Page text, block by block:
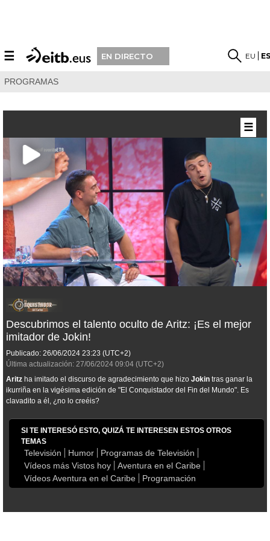
☰ EN DIRECTO EU
PROGRAMAS
Descubrimos el talento oculto de Aritz: ¡Es el mejor
imitador de Jokin!
Publicado: 26/06/2024 23:23 (UTC+2)
Última actualización: 27/06/2024 09:04 (UTC+2)
Aritz ha imitado el discurso de agradecimiento que hizo Jokin tras ganar la
ikurriña en la vigésima edición de "El Conquistador del Fin del Mundo". Es
clavadito a él, ¿no lo creéis?
SI TE INTERESÓ ESTO, QUIZÁ TE INTERESEN ESTOS OTROS
TEMAS
Televisión Humor
Programas de Televisión
Vídeos más Vistos hoy
Aventura en el Caribe
Vídeos Aventura en el Caribe
Programación
☰